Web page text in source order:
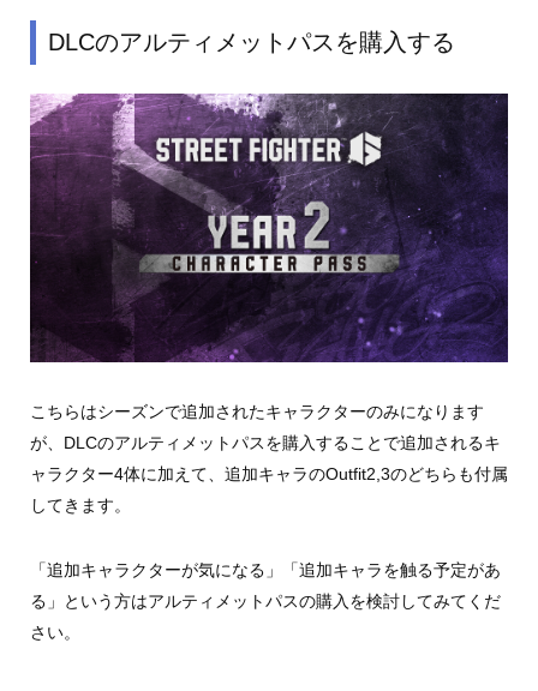
DLCのアルティメットパスを購入する
こちらはシーズンで追加されたキャラクターのみになります
が、DLCのアルティメットパスを購入することで追加されるキ
ャラクター4体に加えて、追加キャラのOutfit2,3のどちらも付属
してきます。
「追加キャラクターが気になる」「追加キャラを触る予定があ
る」という方はアルティメットパスの購入を検討してみてくだ
さい。